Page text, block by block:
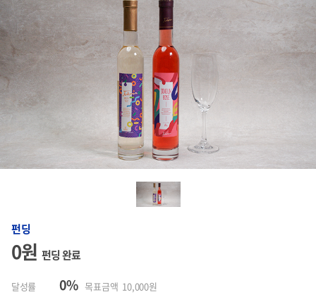
펀딩
0원 펀딩 완료
달성률 0% 목표금액 10,000원